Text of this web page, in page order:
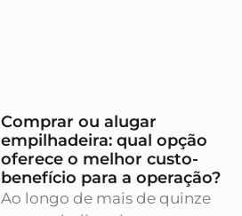
Comprar ou alugar
empilhadeira: qual opção
oferece o melhor custo-
benefício para a operação?
Ao longo de mais de quinze